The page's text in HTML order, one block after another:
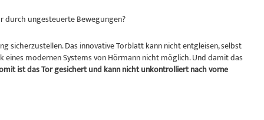
durch ungesteuerte Bewegungen?
sicherzustellen. Das innovative Torblatt kann nicht entgleisen, selbst
modernen Systems von Hörmann nicht möglich. Und damit das
ist das Tor gesichert und kann nicht unkontrolliert nach vorne